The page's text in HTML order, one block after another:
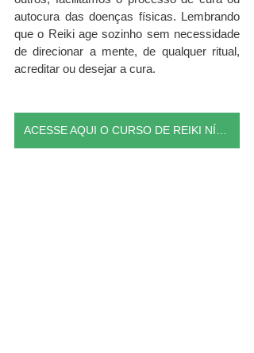
autocura das doenças físicas. Lembrando
que o Reiki age sozinho sem necessidade
de direcionar a mente, de qualquer ritual,
acreditar ou desejar a cura.
ACESSE AQUI O CURSO DE REIKI NÍVEL I